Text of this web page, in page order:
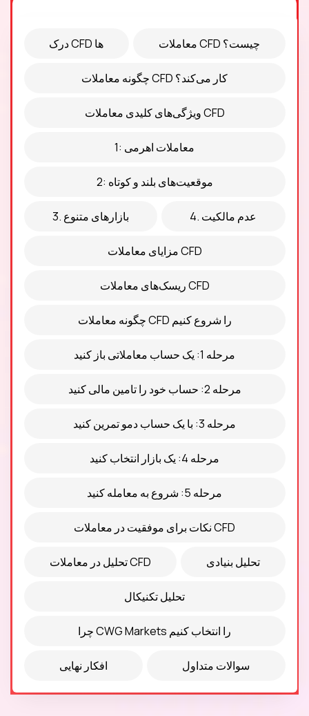
درک CFD ها معاملات CFD چیست؟
چگونه معاملات CFD کار می‌کند؟
ویژگی‌های کلیدی معاملات CFD
1: معاملات اهرمی
2: موقعیت‌های بلند و کوتاه
3. بازارهای متنوع 4. عدم مالکیت
مزایای معاملات CFD
ریسک‌های معاملات CFD
چگونه معاملات CFD را شروع کنیم
مرحله 1: یک حساب معاملاتی باز کنید
مرحله 2: حساب خود را تامین مالی کنید
مرحله 3: با یک حساب دمو تمرین کنید
مرحله 4: یک بازار انتخاب کنید
مرحله 5: شروع به معامله کنید
نکات برای موفقیت در معاملات CFD
تحلیل در معاملات CFD تحلیل بنیادی
تحلیل تکنیکال
چرا CWG Markets را انتخاب کنیم
افکار نهایی سوالات متداول